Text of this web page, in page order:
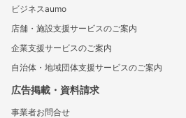
ビジネスaumo
店舗・施設支援サービスのご案内
企業支援サービスのご案内
自治体・地域団体支援サービスのご案内
広告掲載・資料請求
事業者お問合せ